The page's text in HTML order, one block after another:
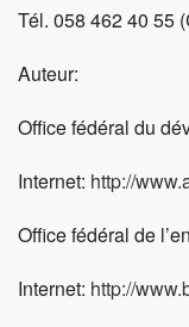
Tél. 058 462 40 55
Auteur:
Office fédéral du
Internet: http://
Office fédéral de
Internet: http://